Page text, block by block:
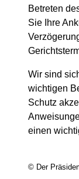
Betreten
Sie Ihre
Wir sind
wichtigen
Schutz
einen
© Der